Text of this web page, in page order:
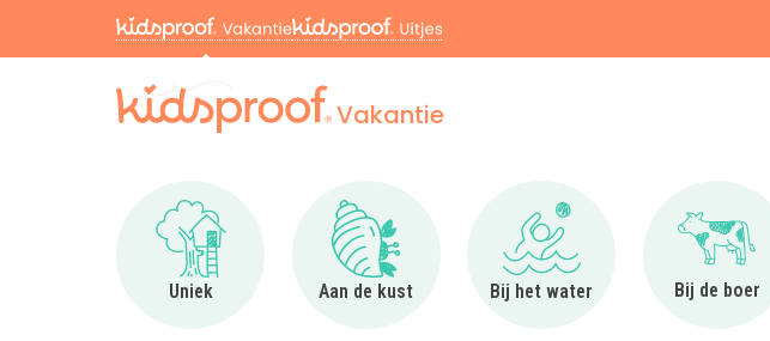
Vakantie
Uniek
Ga naar Uniek
Aan de kust
Ga naar Aan de kust
Bij het water
Ga naar Bij het water
Bij de boer
Ga